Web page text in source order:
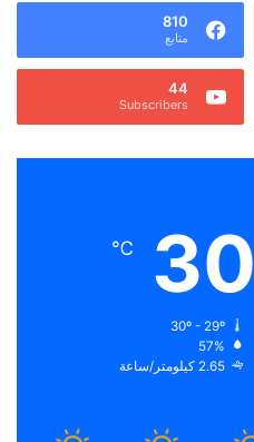
810
متابع
44
Subscribers
30
℃
57%
2.65 كيلومتر/ساعة